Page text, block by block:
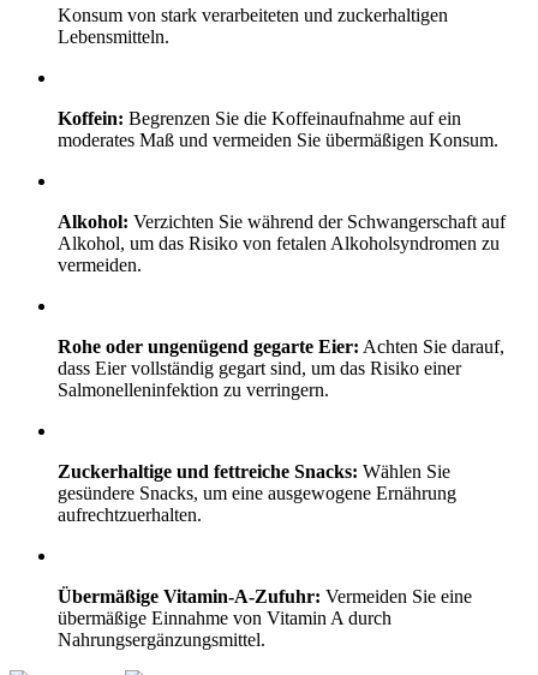
Konsum von stark verarbeiteten und zuckerhaltigen
Lebensmitteln.
Koffein: Begrenzen Sie die Koffeinaufnahme auf ein
moderates Maß und vermeiden Sie übermäßigen Konsum.
Alkohol: Verzichten Sie während der Schwangerschaft auf
Alkohol, um das Risiko von fetalen Alkoholsyndromen zu
vermeiden.
Rohe oder ungenügend gegarte Eier: Achten Sie darauf,
dass Eier vollständig gegart sind, um das Risiko einer
Salmonelleninfektion zu verringern.
Zuckerhaltige und fettreiche Snacks: Wählen Sie
gesündere Snacks, um eine ausgewogene Ernährung
aufrechtzuerhalten.
Übermäßige Vitamin-A-Zufuhr: Vermeiden Sie eine
übermäßige Einnahme von Vitamin A durch
Nahrungsergänzungsmittel.